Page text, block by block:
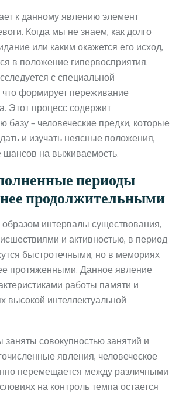
к данному явлению элемент
Когда мы не знаем, как долго
или каким окажется его исход,
в положение гипервосприятия.
с специальной
что формирует переживание
Этот процесс содержит
базу – человеческие предки, которые
и изучать неясные положения,
на выживаемость.
периоды
продолжительными
интервалы существования,
и активностью, в период
быстротечными, но в мемориях
протяженными. Данное явление
работы памяти и
высокой интеллектуальной
совокупностью занятий и
явления, человеческое
перемещается между различными
на контроль темпа остается